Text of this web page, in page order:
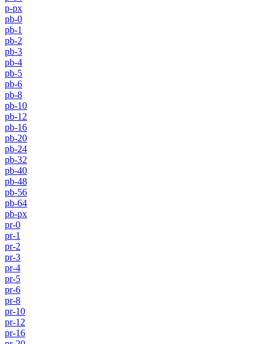
p-px
pb-0
pb-1
pb-2
pb-3
pb-4
pb-5
pb-6
pb-8
pb-10
pb-12
pb-16
pb-20
pb-24
pb-32
pb-40
pb-48
pb-56
pb-64
pb-px
pr-0
pr-1
pr-2
pr-3
pr-4
pr-5
pr-6
pr-8
pr-10
pr-12
pr-16